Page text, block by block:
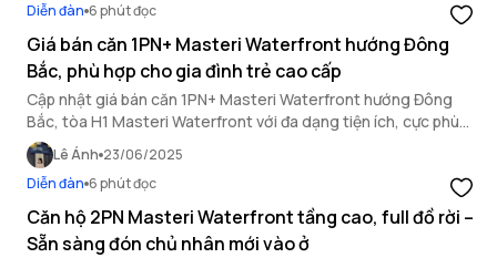
Diễn đàn 6 phút đọc
Giá bán căn 1PN+ Masteri Waterfront hướng Đông
Bắc, phù hợp cho gia đình trẻ cao cấp
Cập nhật giá bán căn 1PN+ Masteri Waterfront hướng Đông
Bắc, tòa H1 Masteri Waterfront với đa dạng tiện ích, cực phù
hợp cho các gia đình trẻ năng động.
Lê Ánh 23/06/2025
Diễn đàn 6 phút đọc
Căn hộ 2PN Masteri Waterfront tầng cao, full đồ rời –
Sẵn sàng đón chủ nhân mới vào ở